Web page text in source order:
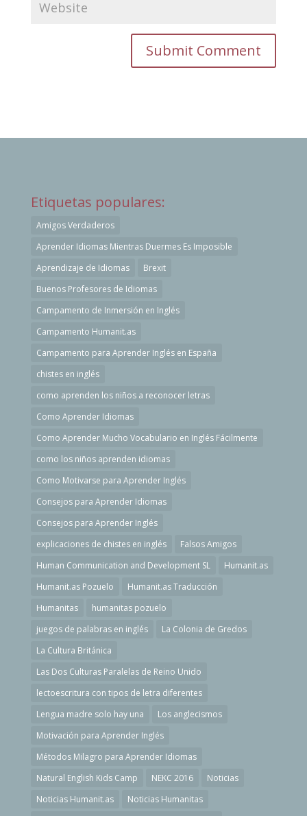
Etiquetas populares:
Amigos Verdaderos
Aprender Idiomas Mientras Duermes Es Imposible
Aprendizaje de Idiomas
Brexit
Buenos Profesores de Idiomas
Campamento de Inmersión en Inglés
Campamento Humanit.as
Campamento para Aprender Inglés en España
chistes en inglés
como aprenden los niños a reconocer letras
Como Aprender Idiomas
Como Aprender Mucho Vocabulario en Inglés Fácilmente
como los niños aprenden idiomas
Como Motivarse para Aprender Inglés
Consejos para Aprender Idiomas
Consejos para Aprender Inglés
explicaciones de chistes en inglés
Falsos Amigos
Human Communication and Development SL
Humanit.as
Humanit.as Pozuelo
Humanit.as Traducción
Humanitas
humanitas pozuelo
juegos de palabras en inglés
La Colonia de Gredos
La Cultura Británica
Las Dos Culturas Paralelas de Reino Unido
lectoescritura con tipos de letra diferentes
Lengua madre solo hay una
Los anglecismos
Motivación para Aprender Inglés
Métodos Milagro para Aprender Idiomas
Natural English Kids Camp
NEKC 2016
Noticias
Noticias Humanit.as
Noticias Humanitas